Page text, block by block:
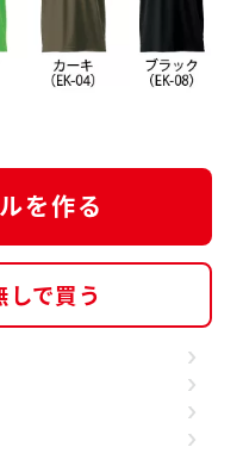
を作る
しで買う